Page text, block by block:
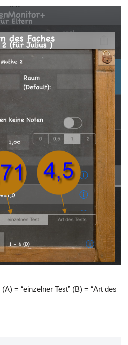
= “einzelner Test” (B) = “Art des